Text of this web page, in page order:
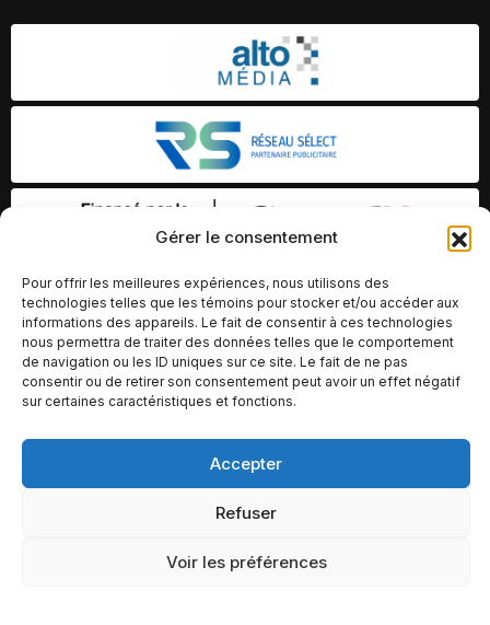
Gérer le consentement
Pour offrir les meilleures expériences, nous utilisons des
technologies telles que les témoins pour stocker et/ou accéder aux
informations des appareils. Le fait de consentir à ces technologies
nous permettra de traiter des données telles que le comportement
de navigation ou les ID uniques sur ce site. Le fait de ne pas
consentir ou de retirer son consentement peut avoir un effet négatif
sur certaines caractéristiques et fonctions.
Accepter
Refuser
Voir les préférences
© Copyright 2026 – Altomédia Inc |